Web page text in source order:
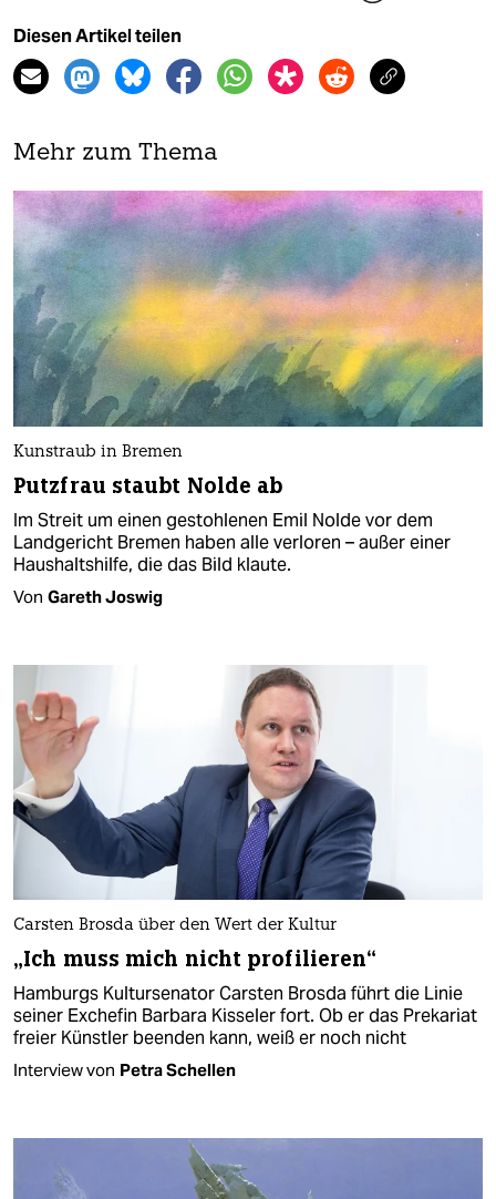
Diesen Artikel teilen
Mehr zum Thema
Kunstraub in Bremen
Putzfrau staubt Nolde ab
Im Streit um einen gestohlenen Emil Nolde vor dem
Landgericht Bremen haben alle verloren – außer einer
Haushaltshilfe, die das Bild klaute.
Von Gareth Joswig
Carsten Brosda über den Wert der Kultur
„Ich muss mich nicht profilieren“
Hamburgs Kultursenator Carsten Brosda führt die Linie
seiner Exchefin Barbara Kisseler fort. Ob er das Prekariat
freier Künstler beenden kann, weiß er noch nicht
Interview von Petra Schellen